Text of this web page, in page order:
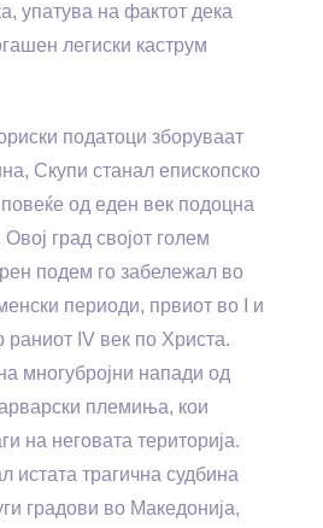
упатува на фактот дека
легиски каструм
податоци зборуваат
Скупи станал епископско
од еден век подоцна
град својот голем
подем го забележал во
периоди, првиот во I и
раниот IV век по Христа.
многубројни напади од
племиња, кои
на неговата територија.
истата трагична судбина
градови во Македонија,